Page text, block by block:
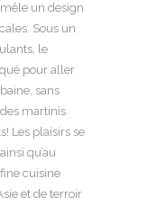
un design
Sous un
le
pour aller
sans
martinis
Les plaisirs se
qu’au
cuisine
et de terroir